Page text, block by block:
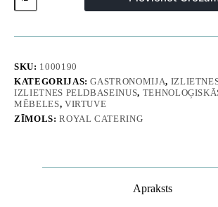
izlietne
baseins,
cm
daudzums
SKU: 1000190
KATEGORIJAS:GASTRONOMIJA,
IZLIETNES PELDBASEINUS,
MĒBELES, VIRTUVE
ZĪMOLS:ROYAL CATERING
Apraksts